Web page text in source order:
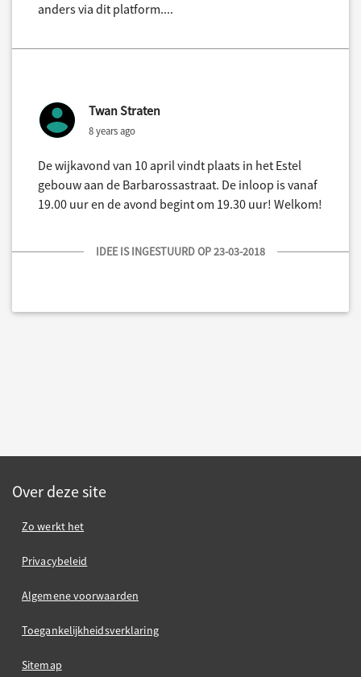
anders via dit platform....
Twan Straten
8 years ago
De wijkavond van 10 april vindt plaats in het Estel
gebouw aan de Barbarossastraat. De inloop is vanaf
19.00 uur en de avond begint om 19.30 uur! Welkom!
IDEE IS INGESTUURD OP 23-03-2018
Over deze site
Zo werkt het
Privacybeleid
Algemene voorwaarden
Toegankelijkheidsverklaring
Sitemap